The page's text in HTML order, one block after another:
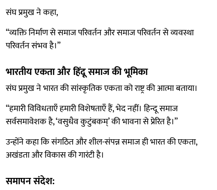
संघ प्रमुख ने कहा,
“व्यक्ति निर्माण से समाज परिवर्तन और समाज परिवर्तन से व्यवस्था
परिवर्तन संभव है।”
भारतीय एकता और हिंदू समाज की भूमिका
संघ प्रमुख ने भारत की सांस्कृतिक एकता को राष्ट्र की आत्मा बताया।
“हमारी विविधताएँ हमारी विशेषताएँ हैं, भेद नहीं। हिन्दू समाज
सर्वसमावेशक है, ‘वसुधैव कुटुंबकम्’ की भावना से प्रेरित है।”
उन्होंने कहा कि संगठित और शील-संपन्न समाज ही भारत की एकता,
अखंडता और विकास की गारंटी है।
समापन संदेश: